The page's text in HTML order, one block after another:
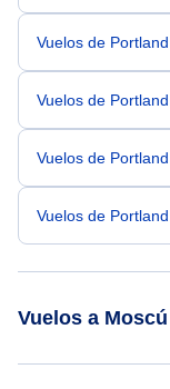
Vuelos de
Vuelos de
Vuelos de
Vuelos de
Vuelos a Moscú